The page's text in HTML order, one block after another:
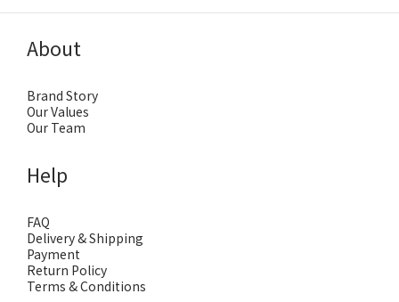
About
Brand Story
Our Values
Our Team
Help
FAQ
Delivery & Shipping
Payment
Return Policy
Terms & Conditions